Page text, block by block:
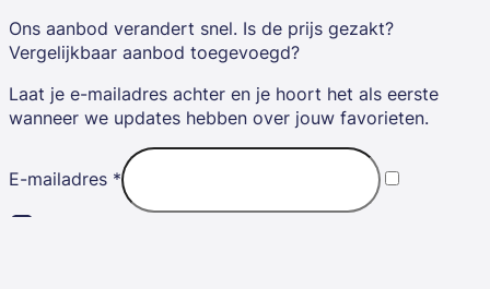
Ons aanbod verandert snel. Is de prijs gezakt?
Vergelijkbaar aanbod toegevoegd?
Laat je e-mailadres achter en je hoort het als eerste
wanneer we updates hebben over jouw favorieten.
E-mailadres *